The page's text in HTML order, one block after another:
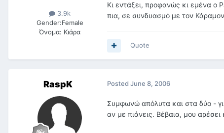
3.9k
Gender:Female
Όνομα: Κιάρα
Κι εντάξει, προφανώς κι εμένα ο
πια, σε συνδυασμό με τον
Quote
RaspK Posted June 8, 2006
Συμφωνώ απόλυτα και στα δύο -
αν με πιάνεις. Βέβαια, μου αρέσει